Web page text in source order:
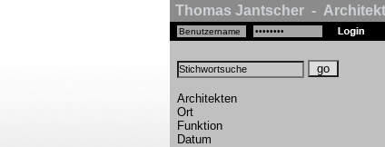
Thomas Jantscher -
Architekten
Ort
Funktion
Datum